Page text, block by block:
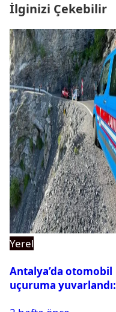
İlginizi Çekebilir
Yerel
Antalya’da otomobil
uçuruma yuvarlandı: